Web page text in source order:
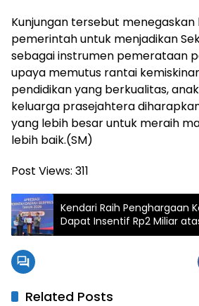
Kunjungan tersebut
pemerintah untuk menjadikan
sebagai instrumen pemerataan
upaya memutus rantai
pendidikan yang berkualitas,
keluarga prasejahtera
yang lebih besar untuk meraih
lebih baik.(SM)
Post Views: 311
Kendari Raih Penghargaan
Dapat Insentif Rp2 Miliar
Turunkan Pengangguran
Related Posts